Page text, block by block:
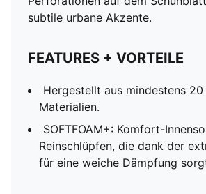
subtile urbane Akzente.
FEATURES + VORTEILE
Hergestellt aus mindestens
Materialien.
SOFTFOAM+: Komfort-
Reinschlüpfen, die dank der
für eine weiche Dämpfung